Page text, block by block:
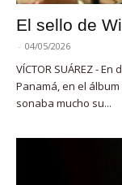
El sello de
- 04/05/2026
VÍCTOR SUÁREZ -
Panamá, en el
sonaba mucho su...